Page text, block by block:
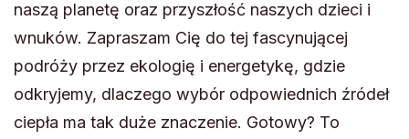
naszą planetę oraz przyszłość naszych dzieci i
wnuków. Zapraszam Cię do tej fascynującej
podróży przez ekologię i energetykę, gdzie
odkryjemy, dlaczego wybór odpowiednich źródeł
ciepła ma tak duże znaczenie. Gotowy? To